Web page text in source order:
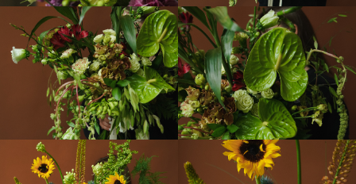
О студии
Доставка и оплата
Уход за цветами
Event - оформления
Цветочная подписка
События и встречи